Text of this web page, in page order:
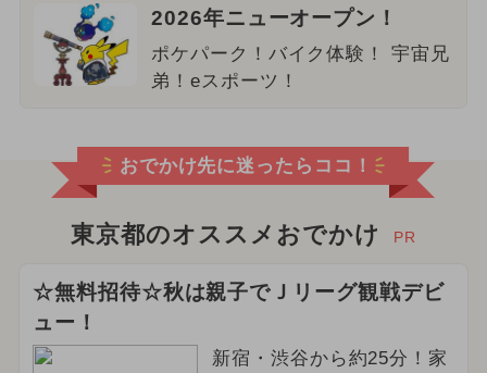
2026年ニューオープン！
ポケパーク！バイク体験！ 宇宙兄
弟！eスポーツ！
おでかけ先に迷ったらココ！
東京都のオススメおでかけ PR
☆無料招待☆秋は親子でＪリーグ観戦デビ
ュー！
新宿・渋谷から約25分！家